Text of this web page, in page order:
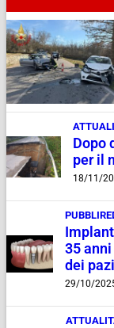
Dopo
per il
18/11/
35
dei
29/10/